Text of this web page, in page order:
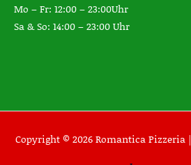
Mo – Fr: 12:00 – 23:00Uhr
Sa & So: 14:00 – 23:00 Uhr
Copyright © 2026 Romantica Pizzeria |